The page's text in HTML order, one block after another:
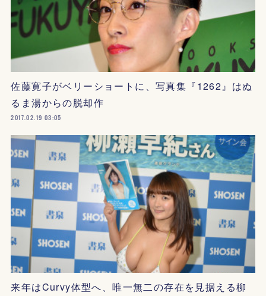
佐藤寛子がベリーショートに、写真集『1262』はぬ
るま湯からの脱却作
2017.02.19 03:05
来年はCurvy体型へ、唯一無二の存在を見据える柳